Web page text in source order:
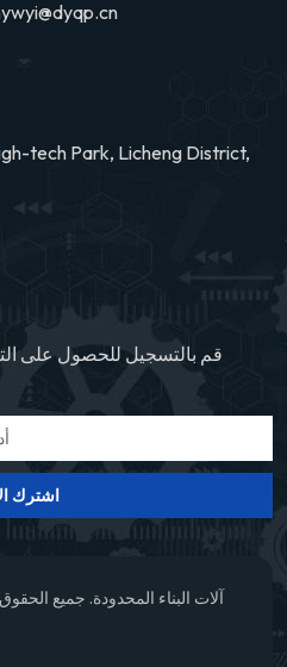
tech Park, Licheng District,
قم بالتسجيل للحصول على
اشترك